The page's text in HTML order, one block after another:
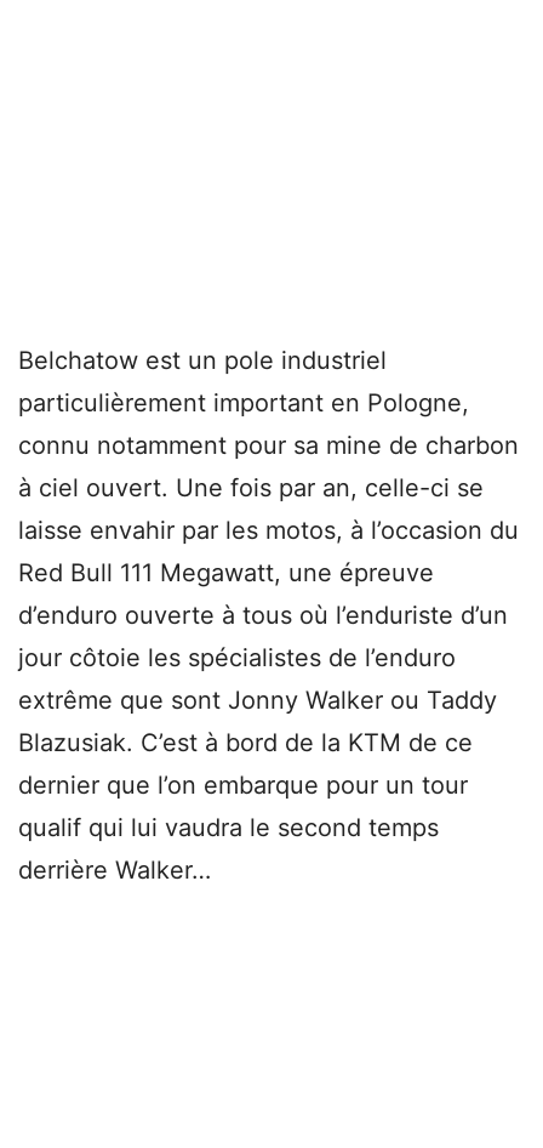
Belchatow est un pole industriel
particulièrement important en Pologne,
connu notamment pour sa mine de charbon
à ciel ouvert. Une fois par an, celle-ci se
laisse envahir par les motos, à l’occasion du
Red Bull 111 Megawatt, une épreuve
d’enduro ouverte à tous où l’enduriste d’un
jour côtoie les spécialistes de l’enduro
extrême que sont Jonny Walker ou Taddy
Blazusiak. C’est à bord de la KTM de ce
dernier que l’on embarque pour un tour
qualif qui lui vaudra le second temps
derrière Walker…